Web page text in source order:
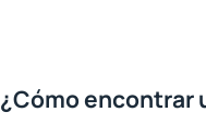
¿Cómo encontrar